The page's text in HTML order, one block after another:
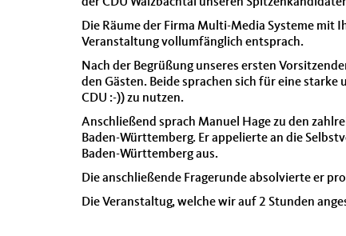
der CDU Walzbachtal unseren
Die Räume der Firma Multi-Media Systeme mit
Veranstaltung vollumfänglich entsprach.
Nach der Begrüßung unseres ersten
den Gästen. Beide sprachen sich für eine
CDU :-)) zu nutzen.
Anschließend sprach Manuel Hage zu den
Baden-Württemberg. Er appelierte an die
Baden-Württemberg aus.
Die anschließende Fragerunde absolvierte er
Die Veranstaltug, welche wir auf 2 Stunden